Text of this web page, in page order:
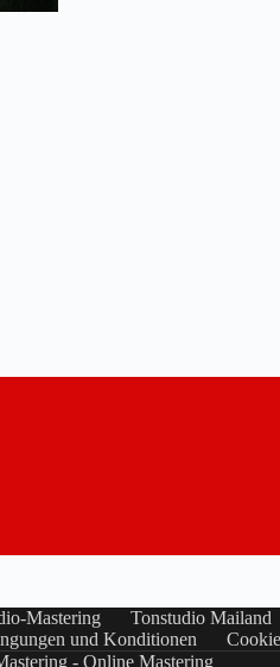
Mastering Tonstudio Mailand
und Konditionen
- Online Mastering